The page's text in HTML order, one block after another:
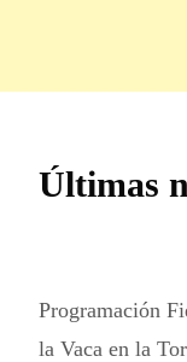
Últimas
Programación
la Vaca en la